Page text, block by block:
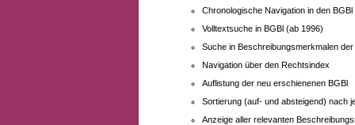
Chronologische Navigation in den BGBl
Volltextsuche in BGBl (ab 1996)
Suche in Beschreibungsmerkmalen
Navigation über den Rechtsindex
Auflistung der neu erschienenen BGBl
Sortierung (auf- und absteigend) nach
Anzeige aller relevanten